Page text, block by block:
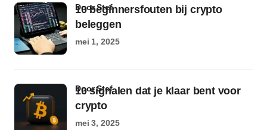
10 beginnersfouten bij crypto
beleggen
door Stef
mei 1, 2025
10 signalen dat je klaar bent voor
crypto
door Stef
mei 3, 2025